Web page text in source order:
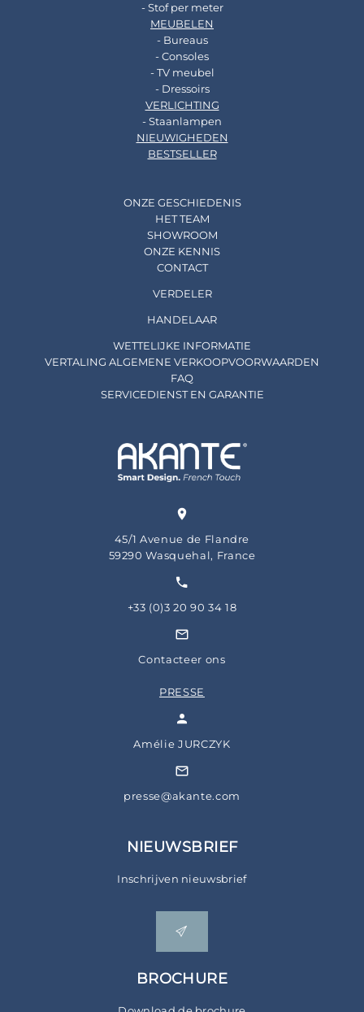
- Stof per meter
MEUBELEN
- Bureaus
- Consoles
- TV meubel
- Dressoirs
VERLICHTING
- Staanlampen
NIEUWIGHEDEN
BESTSELLER
ONZE GESCHIEDENIS
HET TEAM
SHOWROOM
ONZE KENNIS
CONTACT
VERDELER
HANDELAAR
WETTELIJKE INFORMATIE
VERTALING ALGEMENE VERKOOPVOORWAARDEN
FAQ
SERVICEDIENST EN GARANTIE
45/1 Avenue de Flandre
59290 Wasquehal, France
+33 (0)3 20 90 34 18
Contacteer ons
PRESSE
Amélie JURCZYK
presse@akante.com
NIEUWSBRIEF
Inschrijven nieuwsbrief
BROCHURE